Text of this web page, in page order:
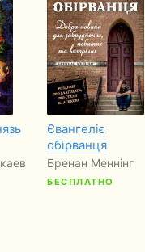
Євангеліє
обірванця
Бренан Меннінг
БЕСПЛАТНО